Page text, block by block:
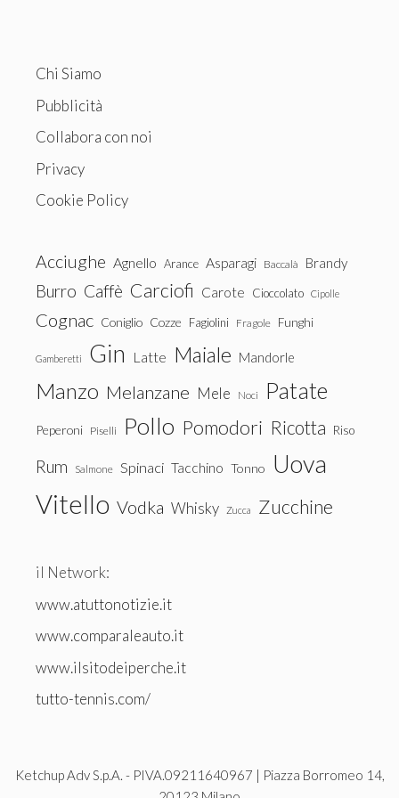
Chi Siamo
Pubblicità
Collabora con noi
Privacy
Cookie Policy
Acciughe Agnello Arance Asparagi Baccalà Brandy
Burro Caffè Carciofi Carote Cioccolato Cipolle
Cognac Coniglio Cozze Fagiolini Fragole Funghi
Gamberetti Gin Latte Maiale Mandorle
Manzo Melanzane Mele Noci Patate
Peperoni Piselli Pollo Pomodori Ricotta Riso
Rum Salmone Spinaci Tacchino Tonno Uova
Vitello Vodka Whisky Zucca Zucchine
il Network:
www.atuttonotizie.it
www.comparaleauto.it
www.ilsitodeiperche.it
tutto-tennis.com/
Ketchup Adv S.p.A. - PIVA.09211640967 | Piazza Borromeo 14,